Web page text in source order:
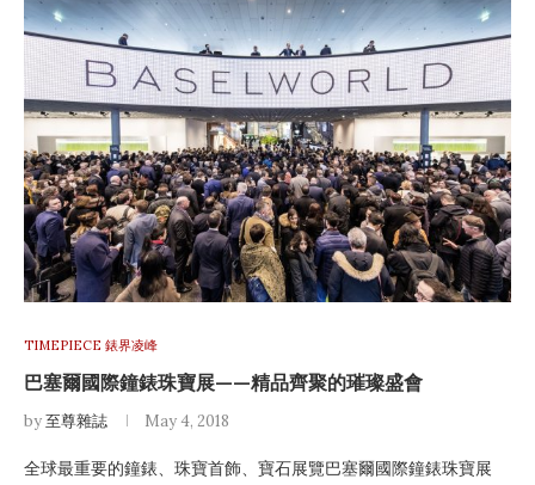
TIMEPIECE 錶界凌峰
巴塞爾國際鐘錶珠寶展——精品齊聚的璀璨盛會
by至尊雜誌 May 4, 2018
全球最重要的鐘錶、珠寶首飾、寶石展覽巴塞爾國際鐘錶珠寶展